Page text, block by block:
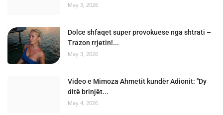
May 3, 2026
Dolce shfaqet super provokuese nga shtrati –
Trazon rrjetin!...
May 3, 2026
Video e Mimoza Ahmetit kundër Adionit: "Dy
ditë brinjët...
May 4, 2026